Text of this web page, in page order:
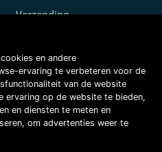
Verzending
Klachtenen andere
ervaring te verbeteren voor de
van de website
ervaring op de website te bieden,
en diensten te meten en
, om advertenties weer te